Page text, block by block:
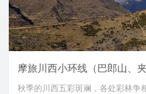
摩旅川西小环线（巴郎山、夹
秋季的川西五彩斑斓，各处彩林争